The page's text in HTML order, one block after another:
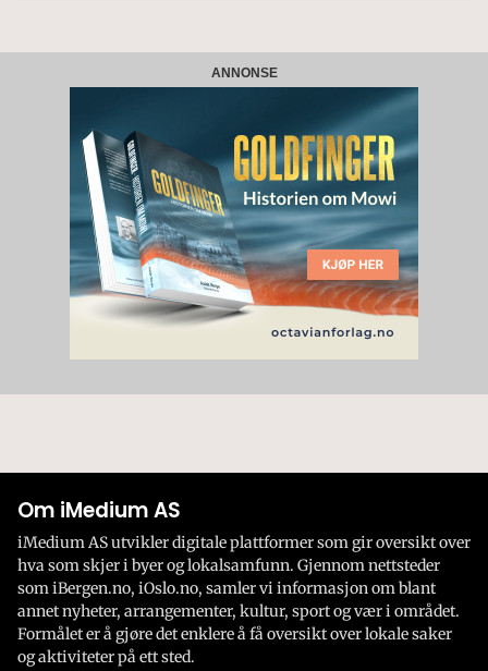
ANNONSE
Om iMedium AS
iMedium AS utvikler digitale plattformer som gir oversikt over
hva som skjer i byer og lokalsamfunn. Gjennom nettsteder
som iBergen.no, iOslo.no, samler vi informasjon om blant
annet nyheter, arrangementer, kultur, sport og vær i området.
Formålet er å gjøre det enklere å få oversikt over lokale saker
og aktiviteter på ett sted.